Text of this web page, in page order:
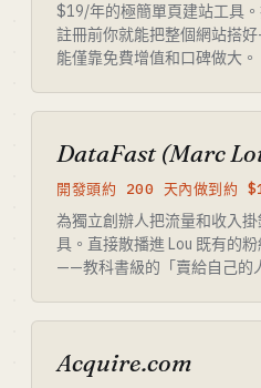
$19/年的極簡單頁建站工具
註冊前你就能把整個網站搭
能僅靠免費增值和口碑做大。
DataFast (Marc
開發頭約 200 天內做到約
為獨立創辦人把流量和收入
具。直接散播進 Lou 既有的
——教科書級的「賣給自己的
Acquire.com